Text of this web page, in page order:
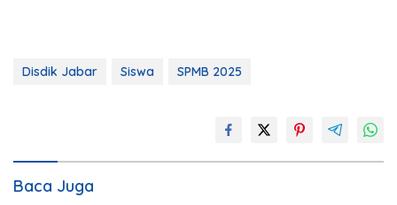
Disdik Jabar Siswa SPMB 2025
Baca Juga